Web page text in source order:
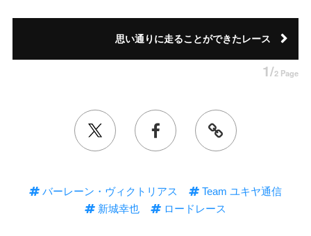
思い通りに走ることができたレース
1/2 Page
バーレーン・ヴィクトリアス
Team ユキヤ通信
新城幸也
ロードレース